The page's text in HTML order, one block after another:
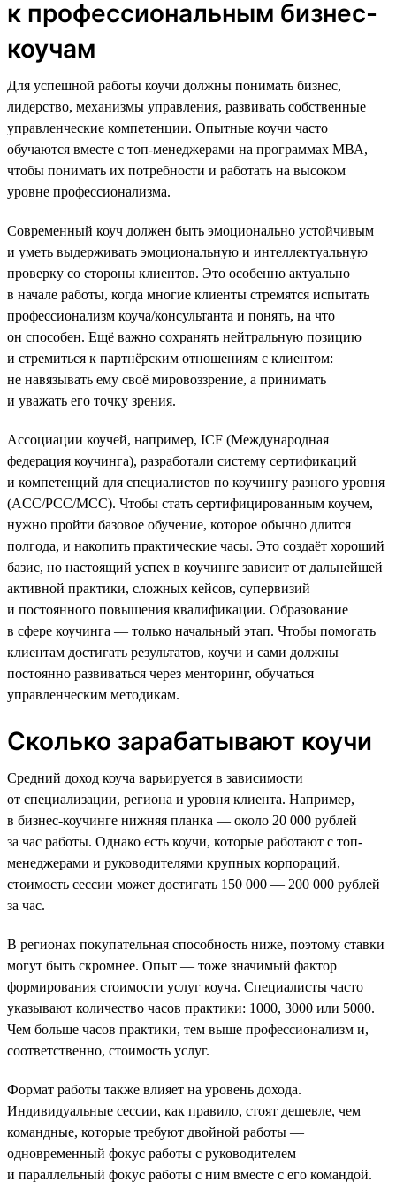
к профессиональным бизнес-
коучам
Для успешной работы коучи должны понимать бизнес,
лидерство, механизмы управления, развивать собственные
управленческие компетенции. Опытные коучи часто
обучаются вместе с топ-менеджерами на программах МВА,
чтобы понимать их потребности и работать на высоком
уровне профессионализма.
Современный коуч должен быть эмоционально устойчивым
и уметь выдерживать эмоциональную и интеллектуальную
проверку со стороны клиентов. Это особенно актуально
в начале работы, когда многие клиенты стремятся испытать
профессионализм коуча/консультанта и понять, на что
он способен. Ещё важно сохранять нейтральную позицию
и стремиться к партнёрским отношениям с клиентом:
не навязывать ему своё мировоззрение, а принимать
и уважать его точку зрения.
Ассоциации коучей, например, ICF (Международная
федерация коучинга), разработали систему сертификаций
и компетенций для специалистов по коучингу разного уровня
(ACC/PCC/MCC). Чтобы стать сертифицированным коучем,
нужно пройти базовое обучение, которое обычно длится
полгода, и накопить практические часы. Это создаёт хороший
базис, но настоящий успех в коучинге зависит от дальнейшей
активной практики, сложных кейсов, супервизий
и постоянного повышения квалификации. Образование
в сфере коучинга — только начальный этап. Чтобы помогать
клиентам достигать результатов, коучи и сами должны
постоянно развиваться через менторинг, обучаться
управленческим методикам.
Сколько зарабатывают коучи
Средний доход коуча варьируется в зависимости
от специализации, региона и уровня клиента. Например,
в бизнес-коучинге нижняя планка — около 20 000 рублей
за час работы. Однако есть коучи, которые работают с топ-
менеджерами и руководителями крупных корпораций,
стоимость сессии может достигать 150 000 — 200 000 рублей
за час.
В регионах покупательная способность ниже, поэтому ставки
могут быть скромнее. Опыт — тоже значимый фактор
формирования стоимости услуг коуча. Специалисты часто
указывают количество часов практики: 1000, 3000 или 5000.
Чем больше часов практики, тем выше профессионализм и,
соответственно, стоимость услуг.
Формат работы также влияет на уровень дохода.
Индивидуальные сессии, как правило, стоят дешевле, чем
командные, которые требуют двойной работы —
одновременный фокус работы с руководителем
и параллельный фокус работы с ним вместе с его командой.